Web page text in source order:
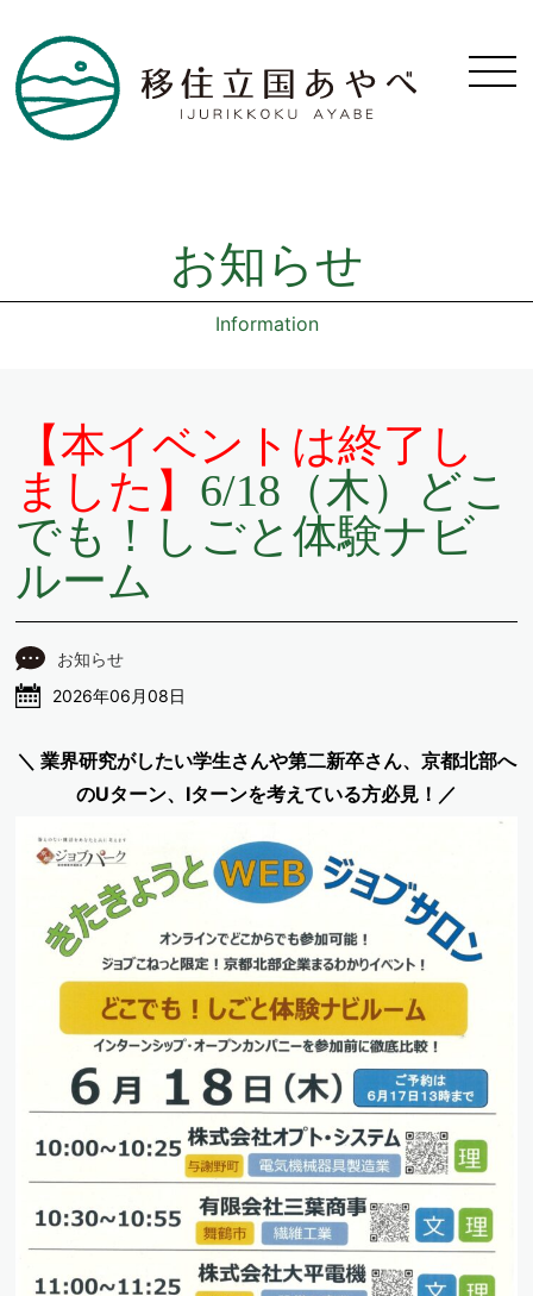
お知らせ
Information
【本イベントは終了し
ました】 6/18（木）どこ
でも！しごと体験ナビ
ルーム
お知らせ
2026年06月08日
＼ 業界研究がしたい学生さんや第二新卒さん、京都北部へ
のUターン、Iターンを考えている方必見！／